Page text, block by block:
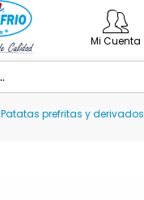
Mi Cuenta
Patatas prefritas y derivados